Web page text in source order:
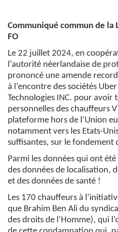
Communiqué commun de la
FO
Le 22 juillet 2024, en
l’autorité néerlandaise de
prononcé une amende
à l’encontre des sociétés
Technologies INC. pour avoir
personnelles des chauffeurs
plateforme hors de l’Union
notamment vers les Etats-
suffisantes, sur le fondement
Parmi les données qui ont
des données de localisation,
et des données de santé !
Les 170 chauffeurs à
que Brahim Ben Ali du
des droits de l’Homme), qui